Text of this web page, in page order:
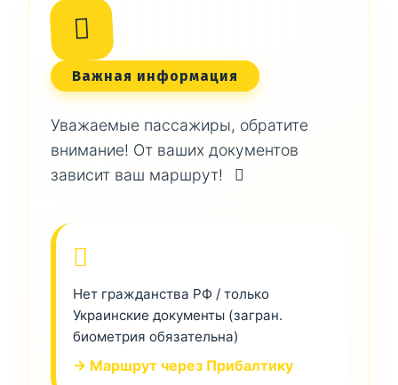
Важная информация
Уважаемые пассажиры, обратите
внимание! От ваших документов
зависит ваш маршрут!
Нет гражданства РФ / только
Украинские документы (загран.
биометрия обязательна)
→ Маршрут через Прибалтику